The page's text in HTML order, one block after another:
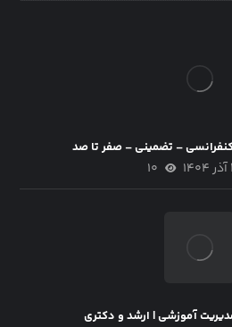
– تضمینی – صفر تا صد
۱۰
مدیریت آموزشی | ارشد و دکتری